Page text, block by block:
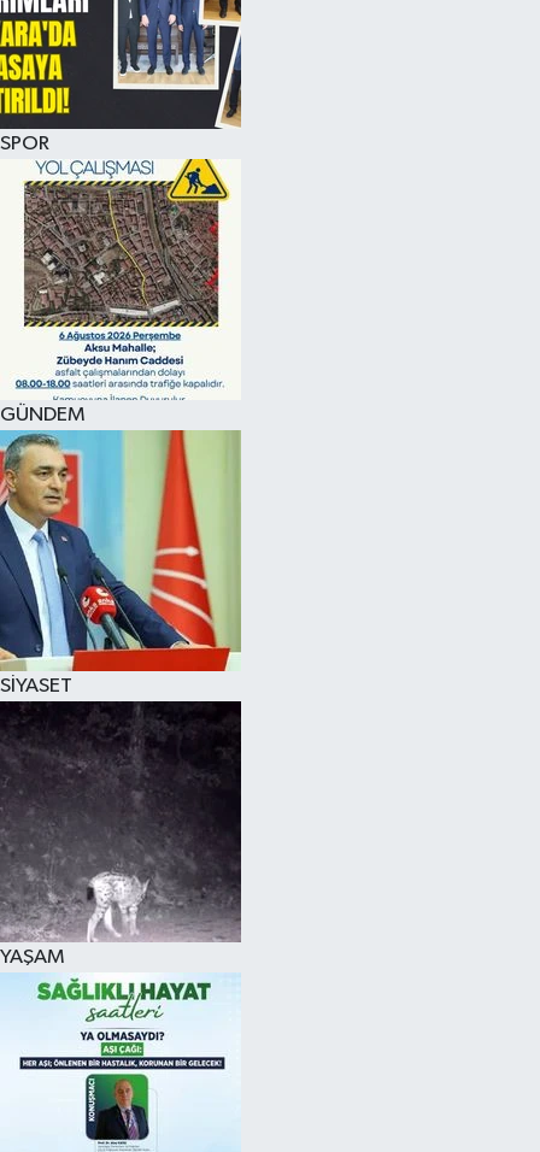
SPOR
GÜNDEM
SİYASET
YAŞAM
KÜLTÜR SANAT
MAGAZİN
SAĞLIK
SİYASET
SPOR
TEKNOLOJİ
VİZYONDAKİLER
YAŞAM